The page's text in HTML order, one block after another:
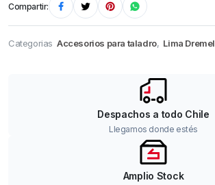
Compartir:
Categorias Accesorios para taladro, Lima Dremel
Despachos a todo Chile
Llegamos donde estés
Amplio Stock